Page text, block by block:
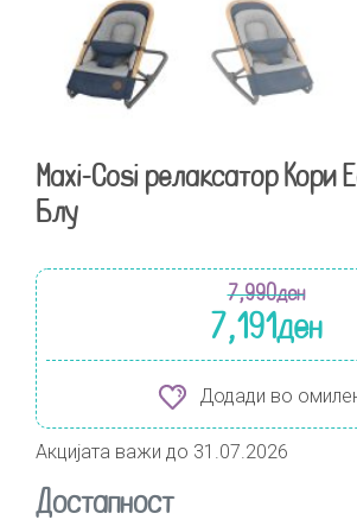
Maxi-Cosi релаксатор Кори
Блу
7,990ден
7,191ден
Додади во
Акцијата важи до 31.07.2026
Достапност